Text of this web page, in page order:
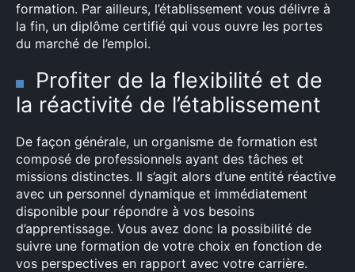
formation. Par ailleurs, l’établissement vous délivre à
la fin, un diplôme certifié qui vous ouvre les portes
du marché de l’emploi.
Profiter de la flexibilité et de
la réactivité de l’établissement
De façon générale, un organisme de formation est
composé de professionnels ayant des tâches et
missions distinctes. Il s’agit alors d’une entité réactive
avec un personnel dynamique et immédiatement
disponible pour répondre à vos besoins
d’apprentissage. Vous avez donc la possibilité de
suivre une formation de votre choix en fonction de
vos perspectives en rapport avec votre carrière.